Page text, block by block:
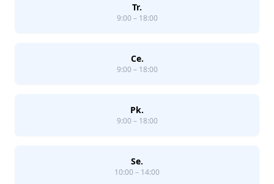
Tr.
9:00 – 18:00
Ce.
9:00 – 18:00
Pk.
9:00 – 18:00
Se.
10:00 – 14:00